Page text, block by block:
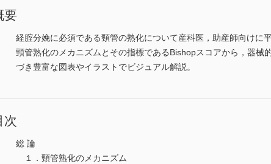
要
経腟分娩に必須である頸管の熟化について産科医，助産師向けに平
頸管熟化のメカニズムとその指標であるBishopスコアから，器
づき豊富な図表やイラストでビジュアル解説。
次
総 論
１．頸管熟化のメカニズム